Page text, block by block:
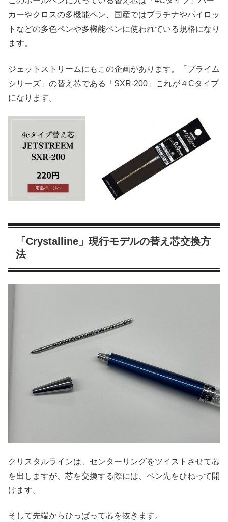
カーやクロスの多機能ペン、国産ではプラチナやパイロッ
トなどの多色ペンや多機能ペンに使われている規格になり
ます。
ジェットストリームにもこの企画があります。「プライム
シリーズ」の替え芯である「SXR-200」これが４Cタイプ
になります。
「Crystalline」現行モデルの替え芯交換方
法
クリスタルラインは、センターリングをツイストさせて芯
を出しますが、芯を交換する際には、ペン先をひねって開
けます。
そして先端からひっぱって芯を抜きます。